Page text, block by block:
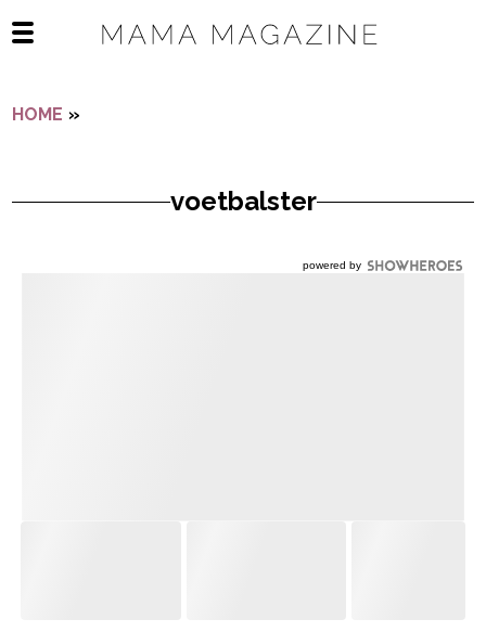
Open het mobiele menu
HOME »
voetbalster
powered by